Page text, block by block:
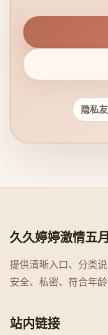
隐私
久久婷婷激情五
提供清晰入口、分类
安全、私密、符合年
站内链接